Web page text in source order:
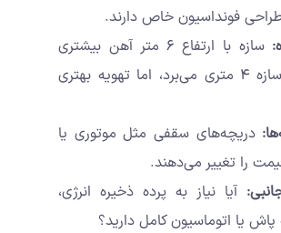
فونداسیون خاص دارند.
سازه با ارتفاع ۶ متر آهن بیشتری
نسبت به سازه ۴ متری می‌برد، اما تهویه بهتری
دریچه‌های سقفی مثل موتوری یا
را تغییر می‌دهند.
آیا نیاز به پرده ذخیره انرژی،
یا اتوماسیون کامل دارید؟